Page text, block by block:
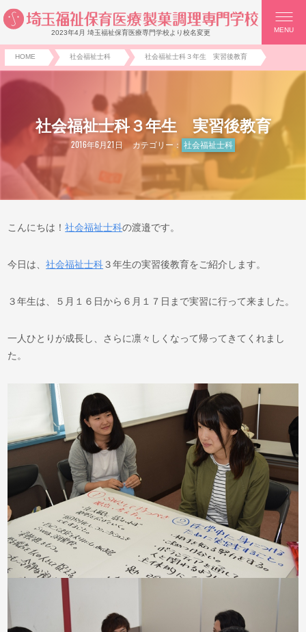
2023年4月 埼玉福祉保育医療専門学校より校名変更 MENU
HOME 社会福祉士科 社会福祉士科３年生 実習後教育
社会福祉士科３年生 実習後教育
2016年6月21日 カテゴリー： 社会福祉士科
こんにちは！社会福祉士科の渡邉です。
今日は、社会福祉士科３年生の実習後教育をご紹介します。
３年生は、５月１６日から６月１７日まで実習に行って来ました。
一人ひとりが成長し、さらに凛々しくなって帰ってきてくれまし
た。